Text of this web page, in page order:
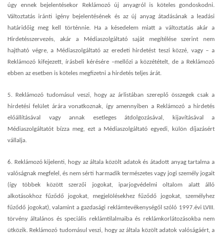
úgy ennek bejelentésekor Reklámozó új anyagról is köteles gondoskodni.
Változtatás iránti igény bejelentésének és az új anyag átadásának a leadási
határidőig meg kell történnie. Ha a késedelem miatt a változtatás akár a
Hirdetésszervezés, akár a Médiaszolgáltató saját megítélése szerint nem
hajtható végre, a Médiaszolgáltató az eredeti hirdetést teszi közzé, vagy – a
Reklámozó kifejezett, írásbeli kérésére –mellőzi a közzétételt, de a Reklámozó
ebben az esetben is köteles megfizetni a hirdetés teljes árát.
5. Reklámozó tudomásul veszi, hogy az árlistában szereplő összegek csak a
hirdetési felület árára vonatkoznak, így amennyiben a Reklámozó a hirdetés
előállításával vagy annak esetleges átdolgozásával, kijavításával a
Médiaszolgáltatót bízza meg, ezt a Médiaszolgáltató egyedi, külön díjazásért
vállalja.
6. Reklámozó kijelenti, hogy az általa közölt adatok és átadott anyag tartalma a
valóságnak megfelel, és nem sérti harmadik természetes vagy jogi személy jogait
(így többek között szerzői jogokat, iparjogvédelmi oltalom alatt álló
alkotásokhoz fűződő jogokat, megjelölésekhez fűződő jogokat, személyhez
fűződő jogokat), valamint a gazdasági reklámtevékenységől szóló 1997.évi LVIII.
törvény általános és speciális reklámtilalmaiba és reklámkorlátozásokba nem
ütközik. Reklámozó tudomásul veszi, hogy az általa közölt adatok valóságáért, a